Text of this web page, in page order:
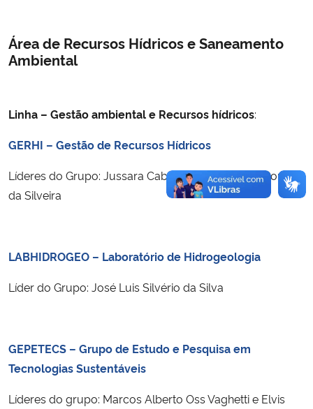
Área de Recursos Hídricos e Saneamento
Ambiental
Linha – Gestão ambiental e Recursos hídricos:
GERHI – Gestão de Recursos Hídricos
Líderes do Grupo: Jussara Cabral Cruz e Geraldo Lopes
da Silveira
LABHIDROGEO – Laboratório de Hidrogeologia
Líder do Grupo: José Luis Silvério da Silva
GEPETECS – Grupo de Estudo e Pesquisa em
Tecnologias Sustentáveis
Líderes do grupo: Marcos Alberto Oss Vaghetti e Elvis